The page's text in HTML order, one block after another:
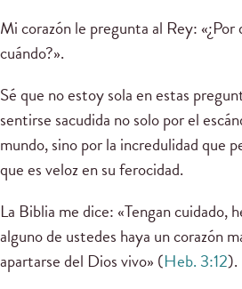
Mi corazón le pregunta al Rey: «¿Por
cuándo?».
Sé que no estoy sola en estas
sentirse sacudida no solo por el
mundo, sino por la incredulidad que
que es veloz en su ferocidad.
La Biblia me dice: «Tengan cuidado,
alguno de ustedes haya un corazón
apartarse del Dios vivo» (Heb. 3:12).